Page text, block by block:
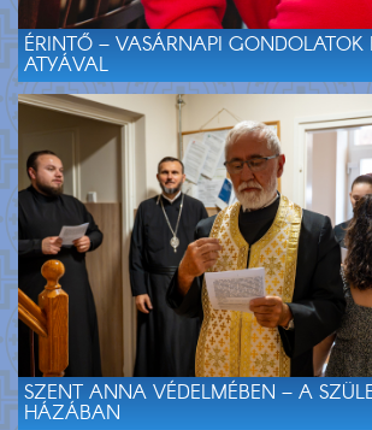
ÉRINTŐ – VASÁRNAPI GONDOLATOK
ATYÁVAL
SZENT ANNA VÉDELMÉBEN – A
HÁZÁBAN